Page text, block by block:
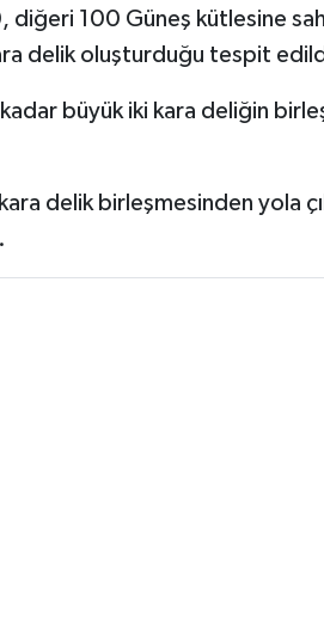
diğeri 100 Güneş kütlesine
delik oluşturduğu tespit
büyük iki kara deliğin
delik birleşmesinden yola